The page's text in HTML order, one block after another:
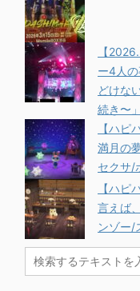
【
ー4人
どけな
続き〜」
【ハピ
満月の
セクサ/
【ハピ
言えば
ンゾー/